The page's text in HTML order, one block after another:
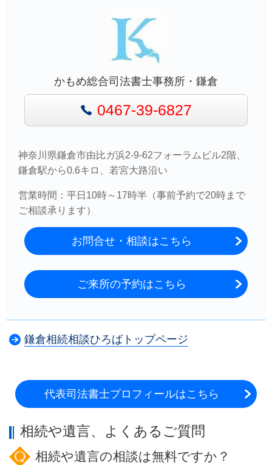
かもめ総合司法書士事務所・鎌倉
0467-39-6827
神奈川県鎌倉市由比ガ浜2-9-62フォーラムビル2階、
鎌倉駅から0.6キロ、若宮大路沿い
営業時間：平日10時～17時半（事前予約で20時まで
ご相談承ります）
お問合せ・相談はこちら
ご来所の予約はこちら
鎌倉相続相談ひろばトップページ
代表司法書士プロフィールはこちら
相続や遺言、よくあるご質問
相続や遺言の相談は無料ですか？